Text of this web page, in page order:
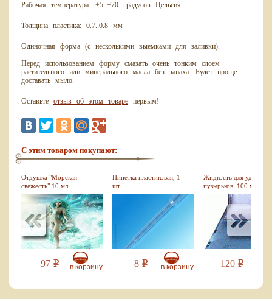
Рабочая температура: +5..+70 градусов Цельсия
Толщина пластика: 0.7..0.8 мм
Одиночная форма (с несколькими выемками для заливки).
Перед использованием форму смазать очень тонким слоем
растительного или минерального масла без запаха. Будет проще
доставать мыло.
Оставьте отзыв об этом товаре первым!
С этим товаром покупают:
Отдушка "Морская
свежесть" 10 мл
97 Р в корзину
Пипетка пластиковая, 1
шт
8 Р в корзину
Жидкость для удаления
пузырьков, 100 мл
120 Р